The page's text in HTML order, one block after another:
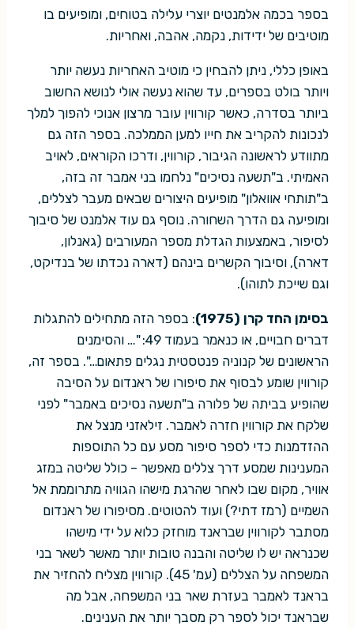
בספר בכמה אלמנטים יוצרי עלילה בטוחים, ומופיעים בו
מוטיבים של ידידות, נקמה, אהבה, ואחריות.
באופן כללי, ניתן להבחין כי מוטיב האחריות נעשה יותר
ויותר בולט בספרים, עד שהוא נעשה אולי לנושא החשוב
ביותר בסדרה, כאשר קורווין עובר מרצון אנוכי להפוך למלך
לנכונות להקריב את חייו למען הממלכה. בספר הזה גם
מתוודע לראשונה הגיבור, קורווין, ודרכו הקוראים, לאויב
האמיתי. ב"תשעה נסיכים" נלחמו בני אמבר זה בזה,
ב"תותחי אוואלון" מופיעים היצורים שבאים מעבר לצללים,
ומופיעה גם הדרך השחורה. נוסף גם עוד אלמנט של סיבוך
לסיפור, באמצעות הגדלת מספר המעורבים (גאנלון,
דארה), וסיבוך הקשרים בינהם (דארה נכדתו של בנדיקט,
וגם שייכת לתוהו).
בסימן החד קרן (1975)
: בספר הזה מתחילים להתגלות
דברים חבויים, או כנאמר בעמוד 49: "… והסימנים
הראשונים של קנוניה פנטסטית נגלים פתאום…". בספר זה,
קורווין שומע לבסוף את סיפורו של ראנדום על הסיבה
שהופיע בביתה של פלורה ב"תשעה נסיכים באמבר" לפני
שלקח את קורווין חזרה לאמבר. זילאזני מנצל את
ההזדמנות כדי לספר סיפור מסע עם כל התוספות
המענינות שמסע דרך צללים מאפשר – כולל שליטה במזג
אוויר, מקום שבו לאחר שהרגת מישהו הגוויה מתרוממת אל
השמיים (רמז דתי?) ועוד להטוטים. מסיפורו של ראנדום
מסתבר לקורווין שבראנד מוחזק כלוא על ידי מישהו
שכנראה יש לו שליטה והבנה טובות יותר מאשר לשאר בני
המשפחה על הצללים (עמ' 45). קורווין מצליח להחזיר את
בראנד לאמבר בעזרת שאר בני המשפחה, אבל מה
שבראנד יכול לספר רק מסבך יותר את הענינים.